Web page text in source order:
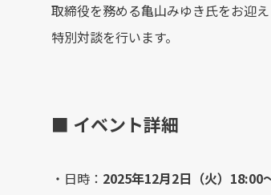
取締役を務める亀山みゆき氏をお迎
特別対談を行います。
■ イベント詳細
・日時： 2025年12月2日（火）18:00